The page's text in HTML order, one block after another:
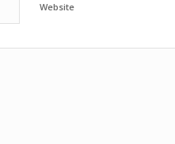
Website